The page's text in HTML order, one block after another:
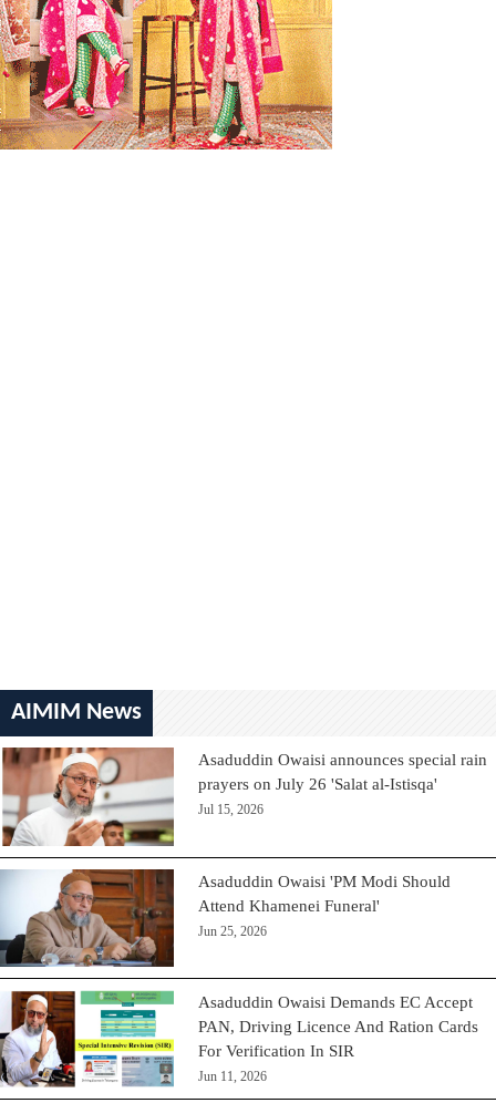
AIMIM News
Asaduddin Owaisi announces special rain
prayers on July 26 'Salat al-Istisqa'
Jul 15, 2026
Asaduddin Owaisi 'PM Modi Should
Attend Khamenei Funeral'
Jun 25, 2026
Asaduddin Owaisi Demands EC Accept
PAN, Driving Licence And Ration Cards
For Verification In SIR
Jun 11, 2026